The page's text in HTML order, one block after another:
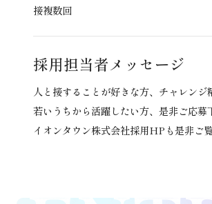
接複数回
採用担当者メッセージ
人と接することが好きな方、チャレンジ
若いうちから活躍したい方、是非ご応募
イオンタウン株式会社採用HPも是非ご覧